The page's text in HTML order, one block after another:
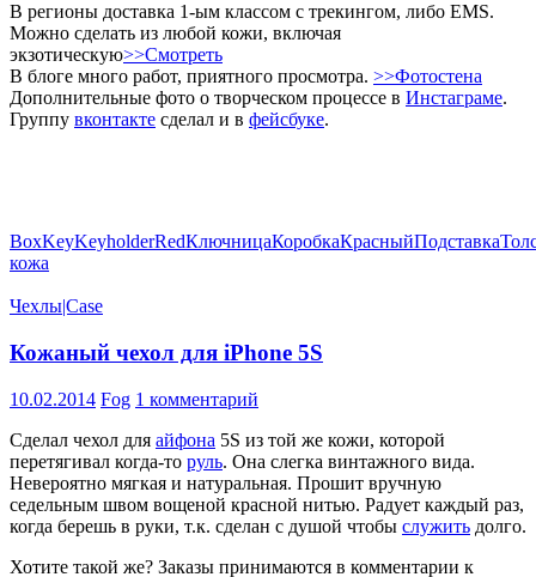
В регионы доставка 1-ым классом с трекингом, либо EMS.
Можно сделать из любой кожи, включая
экзотическую>>Смотреть
В блоге много работ, приятного просмотра. >>Фотостена
Дополнительные фото о творческом процессе в Инстаграме.
Группу вконтакте сделал и в фейсбуке.
BoxKeyKeyholderRedКлючницаКоробкаКрасныйПодставка
кожа
Чехлы|Case
Кожаный чехол для iPhone 5S
10.02.2014 Fog 1 комментарий
Сделал чехол для айфона 5S из той же кожи, которой
перетягивал когда-то руль. Она слегка винтажного вида.
Невероятно мягкая и натуральная. Прошит вручную
седельным швом вощеной красной нитью. Радует каждый раз,
когда берешь в руки, т.к. сделан с душой чтобы служить долго.
Хотите такой же? Заказы принимаются в комментарии к